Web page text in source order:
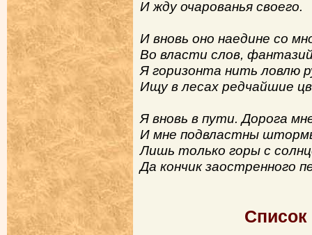
И жду очарованья своего.
И вновь оно наедине со
Во власти слов,
Я горизонта нить ловлю
Ищу в лесах редчайшие
Я вновь в пути. Дорога
И мне подвластны
Лишь только горы с
Да кончик заостренного
Список